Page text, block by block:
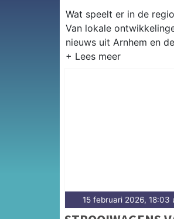
Wat speelt er in de
Van lokale
nieuws uit Arnhem en
Naast Arnhem volgen
15 februari 2026, 18:03